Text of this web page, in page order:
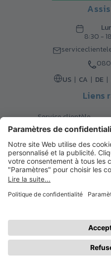
8:30 -
US
CA DE
Liens
Service clientèle
Retours
Contact
Garanties
Magazine
© 2026 Cadeaux
|